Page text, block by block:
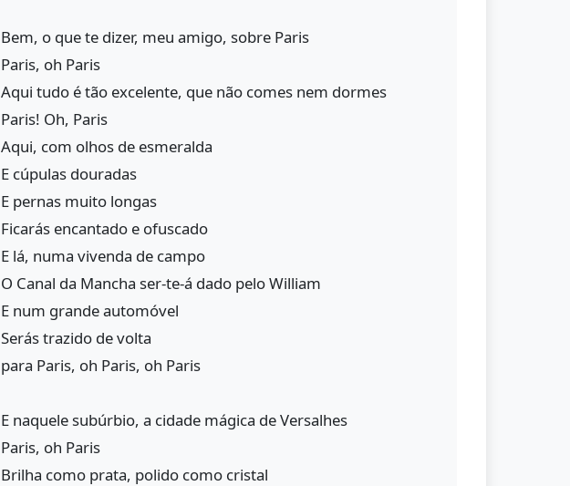
Bem, o que te dizer, meu amigo, sobre Paris
Paris, oh Paris
Aqui tudo é tão excelente, que não comes nem dormes
Paris! Oh, Paris
Aqui, com olhos de esmeralda
E cúpulas douradas
E pernas muito longas
Ficarás encantado e ofuscado
E lá, numa vivenda de campo
O Canal da Mancha ser-te-á dado pelo William
E num grande automóvel
Serás trazido de volta
para Paris, oh Paris, oh Paris
E naquele subúrbio, a cidade mágica de Versalhes
Paris, oh Paris
Brilha como prata, polido como cristal